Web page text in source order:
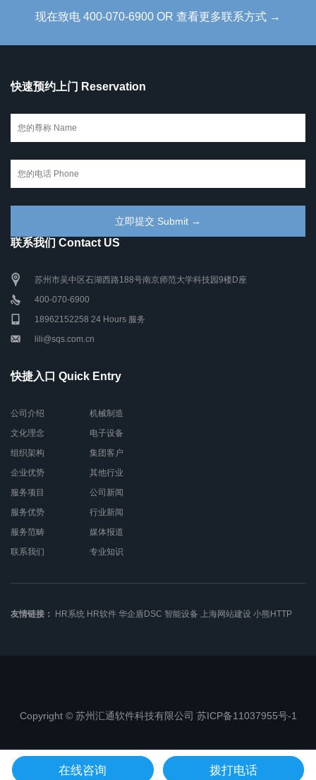
现在致电 400-070-6900 OR 查看更多联系方式 →
快速预约上门 Reservation
联系我们 Contact US
苏州市吴中区石湖西路188号南京师范大学科技园9楼D座
400-070-6900
18962152258 24 Hours 服务
lili@sqs.com.cn
快捷入口 Quick Entry
公司介绍
文化理念
组织架构
企业优势
服务项目
服务优势
服务范畴
联系我们
机械制造
电子设备
集团客户
其他行业
公司新闻
行业新闻
媒体报道
专业知识
友情链接： HR系统 HR软件 华企盾DSC 智能设备 上海网站建设 小熊HTTP
在线咨询 拨打电话
Copyright © 苏州汇通软件科技有限公司 苏ICP备11037955号-1
苏公网安备32050802010368